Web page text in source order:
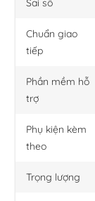
Sai số
Chuẩn giao
tiếp
Phần mềm hỗ
trợ
Phụ kiện kèm
theo
Trọng lượng